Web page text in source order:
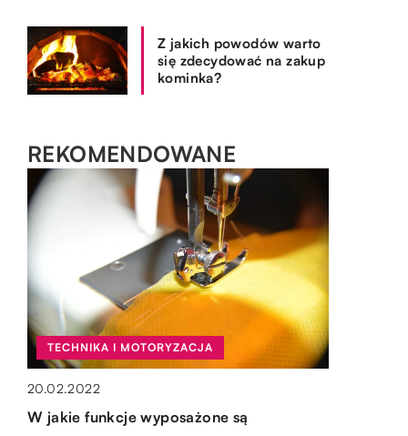
Z jakich powodów warto
się zdecydować na zakup
kominka?
REKOMENDOWANE
OGRÓD I DOM
15.10.2019
TECHNIKA I MOTORYZACJA
20.02.2022
W jakie funkcje wyposażone są
SPOSÓB ŻYCIA I STYL
28.07.2021
Naklejki – jak samemu stworzyć te
WYPOCZYNEK I HOBBY
27.04.2021
Hodowla świń – w co się zaopatrzyć?